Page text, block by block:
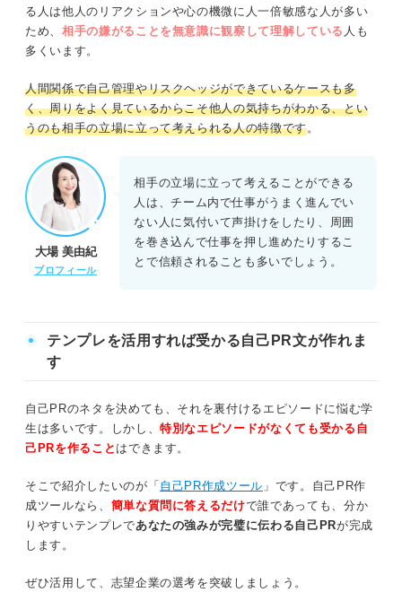
る人は他人のリアクションや心の機微に人一倍敏感な人が多い
ため、 相手の嫌がることを無意識に観察して理解している 人も
多くいます。
人間関係で自己管理やリスクヘッジができているケースも多
く、周りをよく見ているからこそ他人の気持ちがわかる、とい
うのも相手の立場に立って考えられる人の特徴です。
大場 美由紀
プロフィール
相手の立場に立って考えることができる
人は、チーム内で仕事がうまく進んでい
ない人に気付いて声掛けをしたり、周囲
を巻き込んで仕事を押し進めたりするこ
とで信頼されることも多いでしょう。
テンプレを活用すれば受かる自己PR文が作れま
す
自己PRのネタを決めても、それを裏付けるエピソードに悩む学
生は多いです。しかし、特別なエピソードがなくても受かる自
己PRを作ること はできます。
そこで紹介したいのが「 自己PR作成ツール 」です。自己PR作
成ツールなら、 簡単な質問に答えるだけで誰であっても、分か
りやすいテンプレであなたの強みが完璧に伝わる自己PRが完成
します。
ぜひ活用して、志望企業の選考を突破しましょう。